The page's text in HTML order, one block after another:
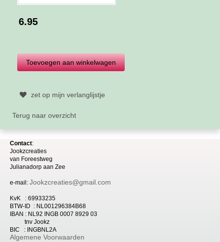
6.95
zet op mijn verlanglijstje
Terug naar overzicht
Contact:
Jookzcreaties
van Foreestweg
Julianadorp aan Zee
e-mail: Jookzcreaties@gmail.com
KvK : 69933235
BTW-ID : NL001296384B68
IBAN : NL92 INGB 0007 8929 03
tnv Jookz
BIC : INGBNL2A
Algemene Voorwaarden